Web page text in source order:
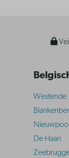
Westende
De Haan